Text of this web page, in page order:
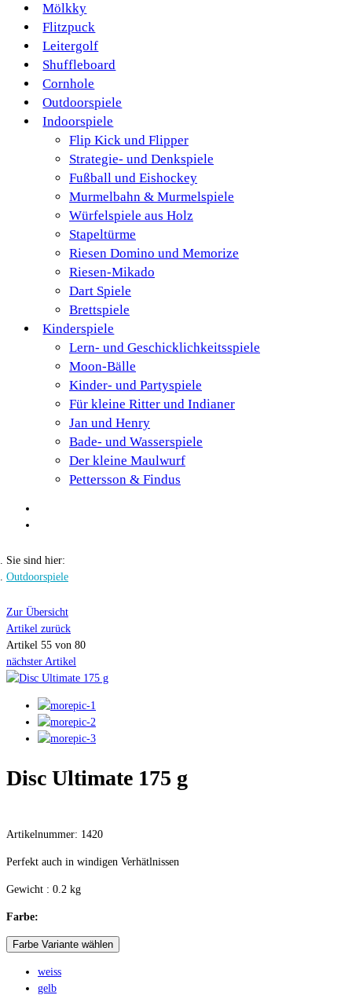
Mölkky
Flitzpuck
Leitergolf
Shuffleboard
Cornhole
Outdoorspiele
Indoorspiele
Flip Kick und Flipper
Strategie- und Denkspiele
Fußball und Eishockey
Murmelbahn & Murmelspiele
Würfelspiele aus Holz
Stapeltürme
Riesen Domino und Memorize
Riesen-Mikado
Dart Spiele
Brettspiele
Kinderspiele
Lern- und Geschicklichkeitsspiele
Moon-Bälle
Kinder- und Partyspiele
Für kleine Ritter und Indianer
Jan und Henry
Bade- und Wasserspiele
Der kleine Maulwurf
Pettersson & Findus
Sie sind hier:
Outdoorspiele
Zur Übersicht
Artikel zurück
Artikel 55 von 80
nächster Artikel
Disc Ultimate 175 g
Artikelnummer: 1420
Perfekt auch in windigen Verhätlnissen
Gewicht : 0.2 kg
Farbe:
Farbe Variante wählen
weiss
gelb